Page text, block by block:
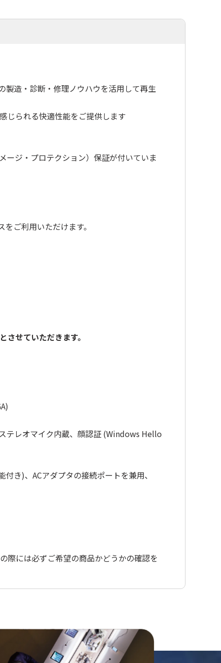
製造・診断・修理ノウハウを活用して再生
じられる快適性能をご提供します
ージ・プロテクション）保証が付いていま
ご利用いただけます。
せていただきます。
テレオマイク内蔵、顔認証 (Windows Hello
き)、ACアダプタの接続ポートを兼用、
際には必ずご希望の商品かどうかの確認を